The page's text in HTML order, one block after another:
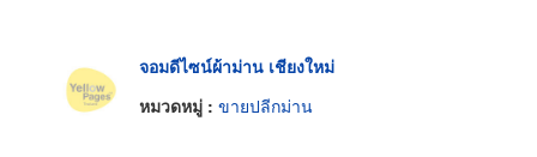
จอมดีไซน์ผ้าม่าน เชียงใหม่
หมวดหมู่ : ขายปลีกม่าน